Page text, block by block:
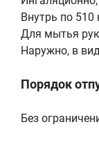
Внутрь по
Для мытья
Наружно, в
Порядок
Без